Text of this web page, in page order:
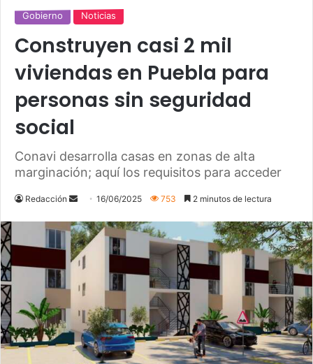
Gobierno Noticias
Construyen casi 2 mil
viviendas en Puebla para
personas sin seguridad
social
Conavi desarrolla casas en zonas de alta
marginación; aquí los requisitos para acceder
Redacción
Send
email
16/06/2025 753 2 minutos de lectura